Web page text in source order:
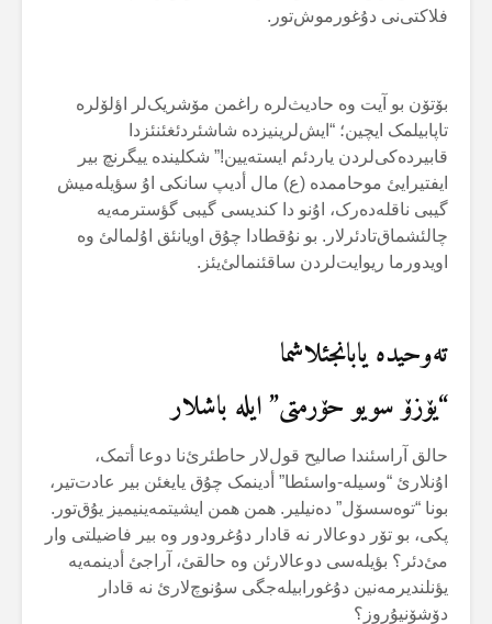
فلاکتی‌نی دۇغورموش‌تور.
بۆتۆن بو آیت وە حادیث‌لرە راغمن مۆشریک‌لر اؤلۆلرە
تاپابیلمک ایچین؛ “ایش‌لرینیزدە شاشئردئغئنئزدا
قابیردەکی‌لردن یاردئم ایستەیین!” شکلیندە ییگرنچ بیر
ایفتیرایئ موحاممدە (ع) مال أدیپ سانکی اۇ سؤیلەمیش
گیبی ناقلەدەرک، اۇنو دا کندیسی گیبی گؤسترمەیە
چالئشماق‌تادئرلار. بو نۇقطادا چۇق اویانئق اۇلمالئ وە
اویدورما ریوایت‌لردن ساقئنمالئ‌یئز.
تەوحیدە یابانجئلاشما
“یۆزۆ سویو حۆرمتی” ایلە باشلار
حالق آراسئندا صالیح قول‌لار حاطئرئ‌نا دوعا أتمک،
اۇنلارئ “وسیلە-واسئطا” أدینمک چۇق یایغئن بیر عادت‌تیر،
بونا “توەسسۆل” دەنیلیر. همن همن ایشیتمەینیمیز یۇق‌تور.
پکی، بو تۆر دوعالار نە قادار دۇغرودور وە بیر فاضیلتی وار
مئ‌دئر؟ بؤیلەسی دوعالارئن وە حالقئ، آراجئ أدینمەیە
یؤنلندیرمەنین دۇغورابیلەجگی سۇنوچ‌لارئ نە قادار
دۆشۆنیۇروز؟